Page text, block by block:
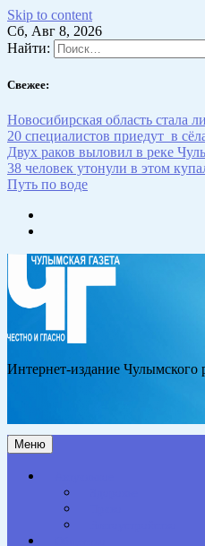
Skip to content
Сб, Авг 8, 2026
Найти:
Свежее:
Новосибирская область
20 специалистов приедут в
Двух раков выловил в реке
38 человек утонули в этом
Путь по воде
Интернет-издание Чулымского
Меню